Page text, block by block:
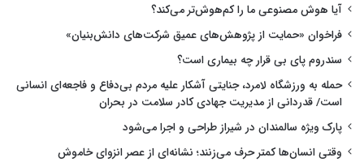
آیا هوش مصنوعی ما را کم‌هوش‌تر می‌کند؟
فراخوان «حمایت از پژوهش‌های عمیق شرکت‌های دانش‌بنیان»
سندروم پای بی قرار چه بیماری است؟
حمله به ورزشگاه لامرد، جنایتی آشکار علیه مردم بی‌دفاع و فاجعه‌ای انسانی
است/ قدردانی از مدیریت جهادی کادر سلامت در بحران
پارک ویژه سالمندان در شیراز طراحی و اجرا می‌شود
وقتی انسان‌ها کمتر حرف می‌زنند؛ نشانه‌ای از عصر انزوای خاموش